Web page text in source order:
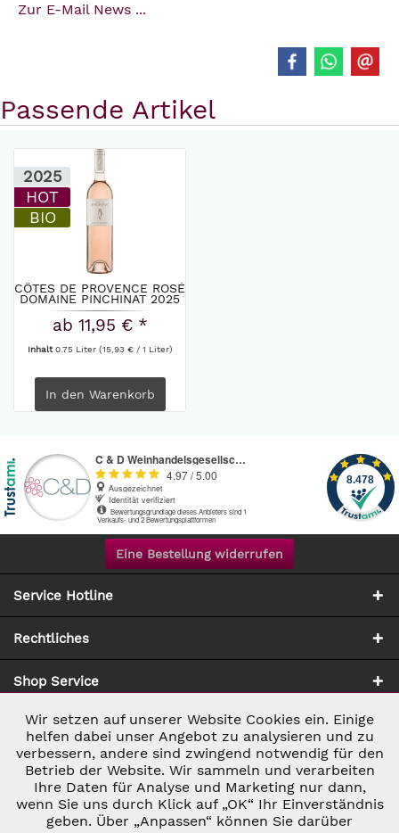
Zur E-Mail News ...
Passende Artikel
2025
HOT
BIO
CÔTES DE PROVENCE ROSÉ
DOMAINE PINCHINAT 2025
ab 11,95 € *
Inhalt0.75 Liter (15,93 € / 1 Liter)
In den Warenkorb
Eine Bestellung widerrufen
Service Hotline
Rechtliches
Shop Service
Zahlung & Versand
Notwendig Aktiv
Marketing Inaktiv
Tracking Inaktiv
Wir setzen auf unserer Website Cookies ein. Einige
helfen dabei unser Angebot zu analysieren und zu
verbessern, andere sind zwingend notwendig für den
Betrieb der Website. Wir sammeln und verarbeiten
Ihre Daten für Analyse und Marketing nur dann,
wenn Sie uns durch Klick auf „OK“ Ihr Einverständnis
geben. Über „Anpassen“ können Sie darüber